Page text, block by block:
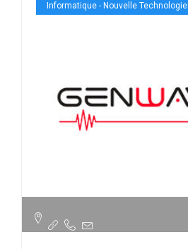
Informatique - Nouvelle Technologie